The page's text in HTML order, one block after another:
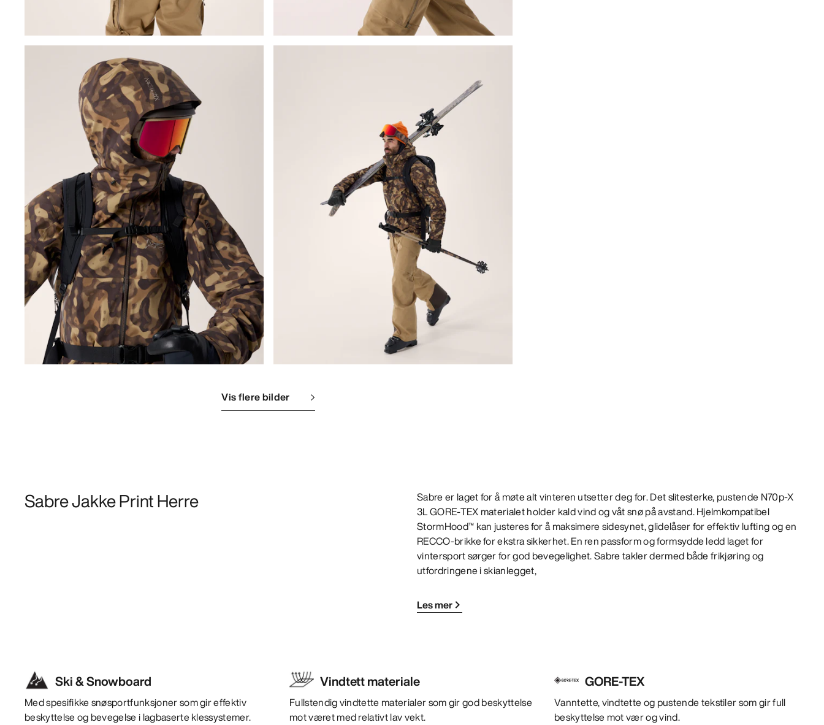
Vis flere bilder
Sabre Jakke Print Herre
Sabre er laget for å møte alt vinteren utsetter deg for. Det slitesterke, pustende N70p-X
3L GORE-TEX materialet holder kald vind og våt snø på avstand. Hjelmkompatibel
StormHood™ kan justeres for å maksimere sidesynet, glidelåser for effektiv lufting og en
RECCO-brikke for ekstra sikkerhet. En ren passform og formsydde ledd laget for
vintersport sørger for god bevegelighet. Sabre takler dermed både frikjøring og
utfordringene i skianlegget,
Les mer
Ski & Snowboard
Med spesifikke snøsportfunksjoner som gir effektiv
beskyttelse og bevegelse i lagbaserte klessystemer.
Vindtett materiale
Fullstendig vindtette materialer som gir god beskyttelse
mot været med relativt lav vekt.
GORE-TEX
Vanntette, vindtette og pustende tekstiler som gir full
beskyttelse mot vær og vind.